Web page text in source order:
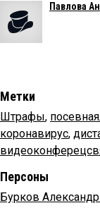
Павлова
Метки
Штрафы, посевная
коронавирус,
Персоны
Бурков